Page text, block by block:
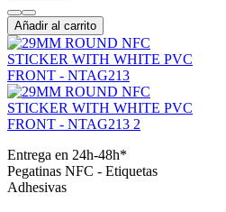
Añadir al carrito
Entrega en 24h-48h*
Pegatinas NFC - Etiquetas
Adhesivas